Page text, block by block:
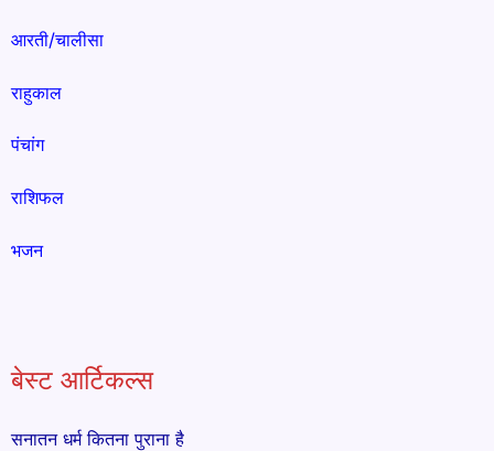
आरती/चालीसा
राहुकाल
पंचांग
राशिफल
भजन
बेस्ट आर्टिकल्स
सनातन धर्म कितना पुराना है